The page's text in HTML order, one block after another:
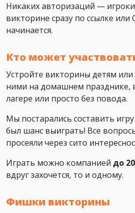
Никаких авторизаций —
викторине сразу по ссылке или
начинается.
Кто может
Устройте викторины детям или
ними на домашнем празднике,
лагере или просто без повода.
Мы постарались составить
был шанс выиграть! Все
просеяли через сито
Играть можно компанией до
вдруг захочется, то и одному.
Фишки викторины